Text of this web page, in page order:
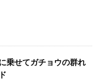
乗せてガチョウの群れ